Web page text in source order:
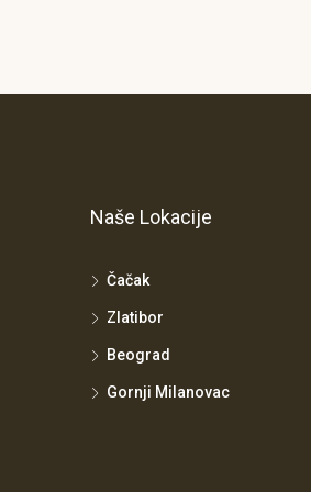
Naše Lokacije
Čačak
Zlatibor
Beograd
Gornji Milanovac